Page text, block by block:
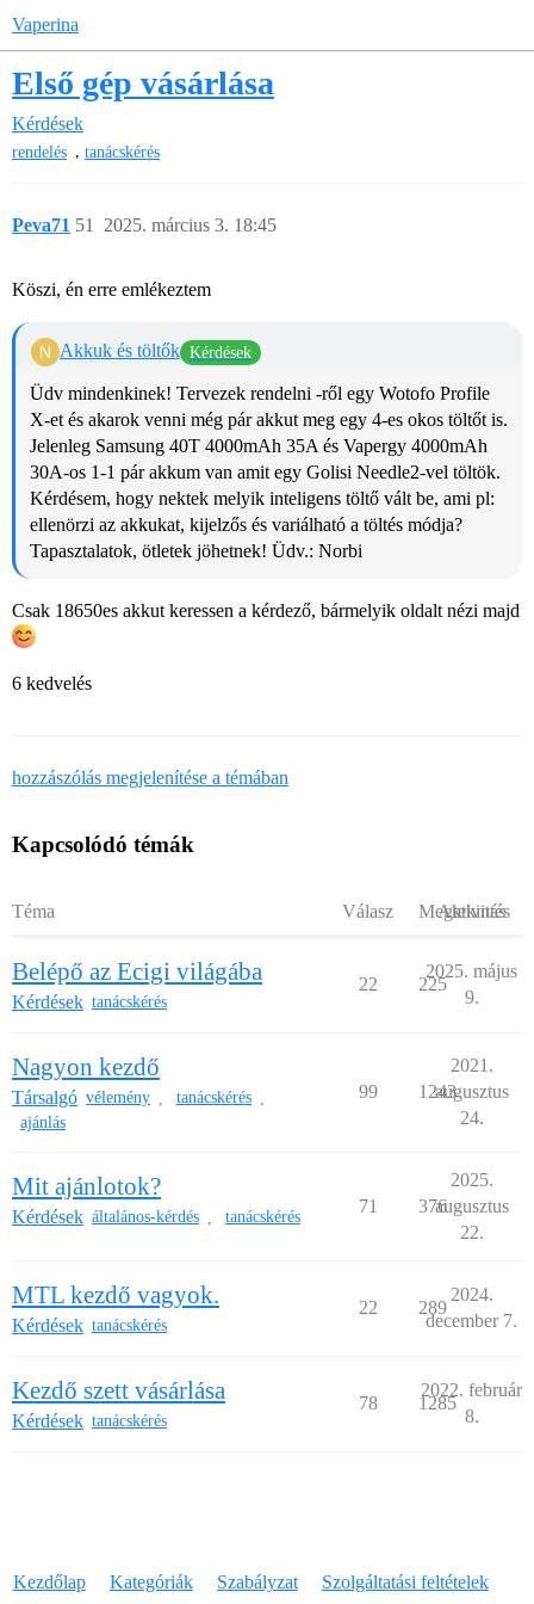
Vaperina
Első gép vásárlása
Kérdések
rendelés , tanácskérés
Peva71 2025. március 3. 18:45
51
Köszi, én erre emlékeztem
Akkuk és töltők Kérdések
Üdv mindenkinek! Tervezek rendelni -ről egy Wotofo Profile
X-et és akarok venni még pár akkut meg egy 4-es okos töltőt is.
Jelenleg Samsung 40T 4000mAh 35A és Vapergy 4000mAh
30A-os 1-1 pár akkum van amit egy Golisi Needle2-vel töltök.
Kérdésem, hogy nektek melyik inteligens töltő vált be, ami pl:
ellenörzi az akkukat, kijelzős és variálható a töltés módja?
Tapasztalatok, ötletek jöhetnek! Üdv.: Norbi
Csak 18650es akkut keressen a kérdező, bármelyik oldalt nézi majd
6 kedvelés
hozzászólás megjelenítése a témában
Kapcsolódó témák
Téma Válasz Megtekintés
Aktivitás
Belépő az Ecigi világába
Kérdések tanácskérés
22 225
2025. május
9.
Nagyon kezdő
Társalgó vélemény tanácskérés
ajánlás
99 1243
2021.
augusztus
24.
Mit ajánlotok?
Kérdések általános-kérdés tanácskérés
71 376
2025.
augusztus
22.
MTL kezdő vagyok.
Kérdések tanácskérés
22 289
2024.
december 7.
Kezdő szett vásárlása
Kérdések tanácskérés
78 1285
2022. február
8.
Kezdőlap Kategóriák Szabályzat Szolgáltatási feltételek